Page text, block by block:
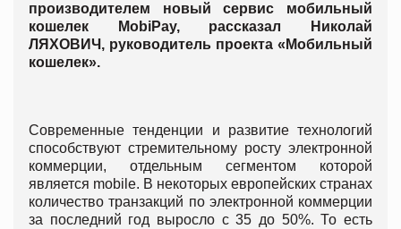
производителем новый сервис мобильный
кошелек MobiPay, рассказал Николай
ЛЯХОВИЧ, руководитель проекта «Мобильный
кошелек».
Современные тенденции и развитие технологий
способствуют стремительному росту электронной
коммерции, отдельным сегментом которой
является mobile. В некоторых европейских странах
количество транзакций по электронной коммерции
за последний год выросло с 35 до 50%. То есть